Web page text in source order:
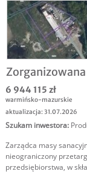
6 944 115 zł
warmińsko-mazurskie
aktualizacja: 31.07.2026
Szukam inwestora:
Zarządca masy
nieograniczony
przedsiębiorstwa, w